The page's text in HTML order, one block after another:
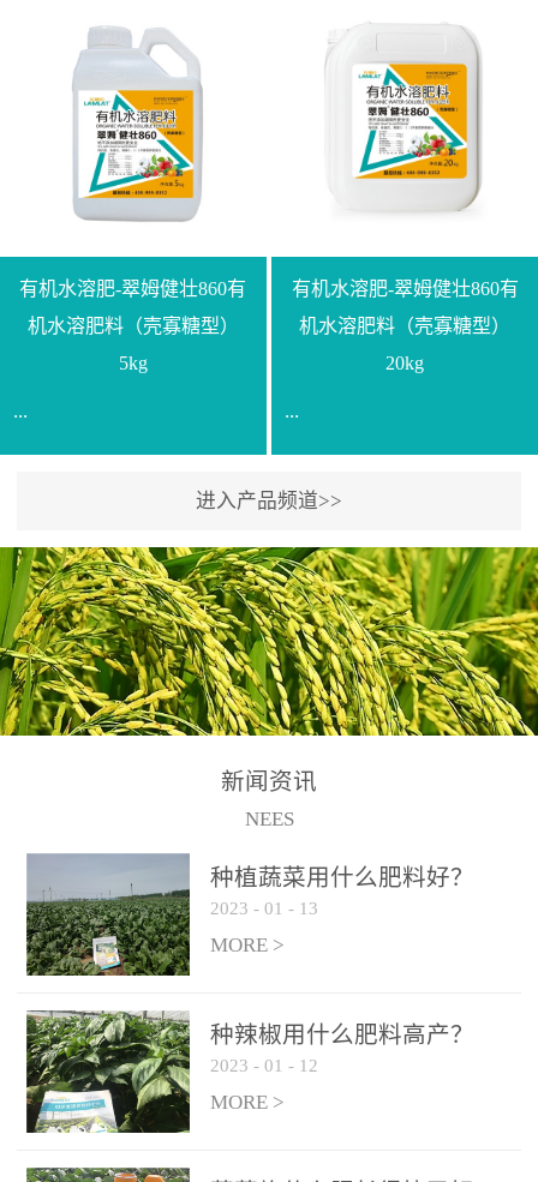
【通用名称】脲甲醛缓释
氮肥【产品形态】水剂
【产品规格】1000g【技术
指标】N≥330g/L【企业标
准】Q/LML O01-2022【使
用方法】1、飞防：每亩
复配其他农药、肥料并提
高药效，间隔2-3周，可连
释均匀喷施苗床;移栽前一
天，用同样方法再喷施一
次。移栽前使用，储存在
苗株体内，移栽后，逐步
释放并快速补充营养。3、
作为补氮肥使用：30-100
倍喷施，在开花前期、幼
果期及采摘后各施一次，
间隔2-3周喷施一次。4、
作为叶面肥喷施使用：稀
周喷施一次。5、冲施及滴
灌：亩用量2-3公斤，冲施
进水75%后再进肥效果更
佳。
【通用名称】微生物菌剂
【产品剂型】颗粒【产品
规格】20kg【技术指标】
有效活菌数≥10.0亿/克【增
效物质】有机质≥40%;小分
子有机碳≥23%;壳寡糖
底肥：亩用本品40kg-
100kg可替代有机肥，配合
与复合肥、水溶肥或细土
混均后沟施、穴施、撒施
均可。3、沟施穴施:幼树
环状沟施，每棵用150-
200g，成年树放射状沟
施，每棵用0.5kg-1kg，可
拌肥施，也可拌土施。4、
拌苗床土：每平方米苗床
土用本品1kg-2kg与苗床土
混匀后播种。5、园林盆
土用本品30g-50g追肥或作
底肥。
有机水溶肥-翠姆健壮860有
机水溶肥料（壳寡糖型）
5kg
...
【通用名称】有机水溶肥
料【产品剂型】水剂【产
品规格】5kg、20kg【技术
指标】有机质≥200g/L、
N+K2O70g/L、PH:6.5-
8.5、水不溶物≤50g/L【执
行标准】NY/T3831-
(2019)准字15306号【使用
灌及无土栽培和营养液的
配方施肥。1、苗期冲施、
滴灌:3-5kg/亩/次(45-75kg/
公顷/次)。2、花前花后或
生长前期︰冲施、滴灌2.5-
5kg/亩/次配合大量元素水
溶肥一起使用，花芽、花
苞饱满，座果率高。3、幼
有机水溶肥-翠姆健壮860有
机水溶肥料（壳寡糖型）
20kg
...
【通用名称】有机水溶肥
料【产品剂型】水剂【产
品规格】5kg、20kg【技术
指标】有机质≥200g/L、
N+K2O70g/L、PH:6.5-
8.5、水不溶物≤50g/L【执
行标准】NY/T3831-
(2019)准字15306号【使用
方法】适合于基施、追
灌及无土栽培和营养液的
配方施肥。1、苗期冲施、
5kg/亩/次配合大量元素水
进入产品频道>>
新闻资讯
NEES
种植蔬菜用什么肥料好？
2023 - 01 - 13
MORE >
种辣椒用什么肥料高产？
2023 - 01 - 12
MORE >